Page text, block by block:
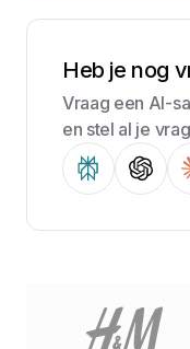
Heb je nog
Vraag een AI-
en stel al je